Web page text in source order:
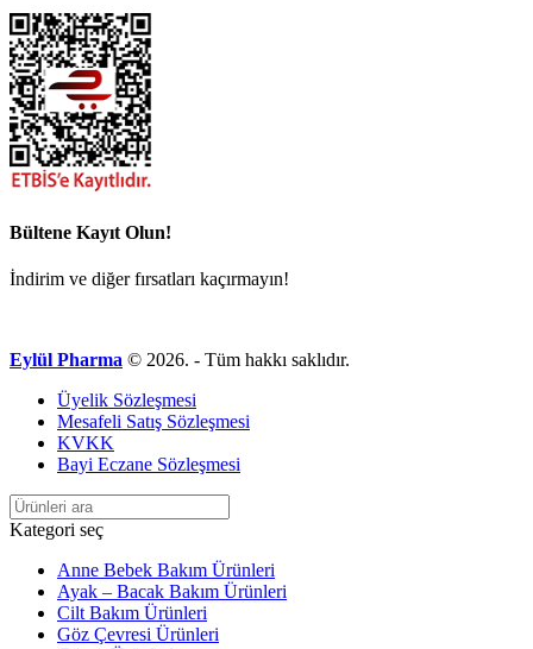
Bültene Kayıt Olun!
İndirim ve diğer fırsatları kaçırmayın!
Eylül Pharma © 2026. - Tüm hakkı saklıdır.
Üyelik Sözleşmesi
Mesafeli Satış Sözleşmesi
KVKK
Bayi Eczane Sözleşmesi
Kategori seç
Anne Bebek Bakım Ürünleri
Ayak – Bacak Bakım Ürünleri
Cilt Bakım Ürünleri
Göz Çevresi Ürünleri